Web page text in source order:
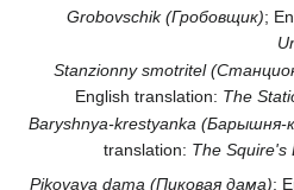
Grobovschik (Гробовщик);
Stanzionny smotritel
English translation: The
Baryshnya-krestyanka (Барышня-
translation: The Squire's
Pikovaya dama (Пиковая дама);